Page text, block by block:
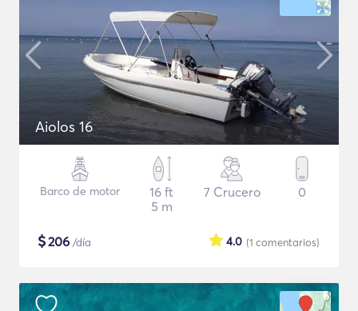
Aiolos 16
Barco de motor
16 ft
5 m
7 Crucero 0
$206 /día (1 comentarios)
4.0